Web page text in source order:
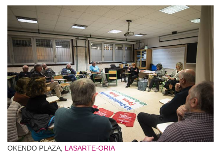
OKENDO PLAZA, LASARTE-ORIA